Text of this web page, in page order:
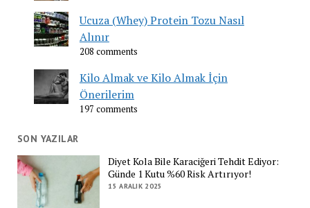
Ucuza (Whey) Protein Tozu Nasıl
Alınır
208 comments
Kilo Almak ve Kilo Almak İçin
Önerilerim
197 comments
SON YAZILAR
Diyet Kola Bile Karaciğeri Tehdit Ediyor:
Günde 1 Kutu %60 Risk Artırıyor!
15 ARALIK 2025